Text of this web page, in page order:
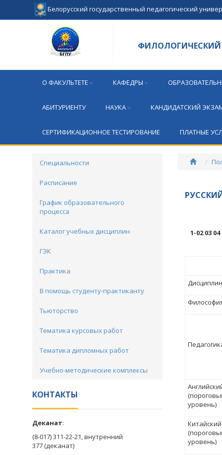
Белорусский государственный педагогический
ФИЛОЛОГИЧЕСКИЙ
О ФАКУЛЬТЕТЕ КАФЕДРЫ
АБИТУРИЕНТУ НАУКА КАНДИДАТСКИЙ
СЕРТИФИКАЦИОННОЕ ТЕСТИРОВАНИЕ ПЛАТНЫЕ
Специальности
Расписание
График образовательного
процесса
Каталог учебных дисциплин
ГЭК
Практика
В помощь студенту-практиканту
Тьюторство
Тематика курсовых работ
Тематика дипломных работ
Учебно-методические комплексы
КОНТАКТЫ
Деканат:
(8-017) 311-22-21, внутренний
377 (деканат)
1-02 03
уровень)
уровень)